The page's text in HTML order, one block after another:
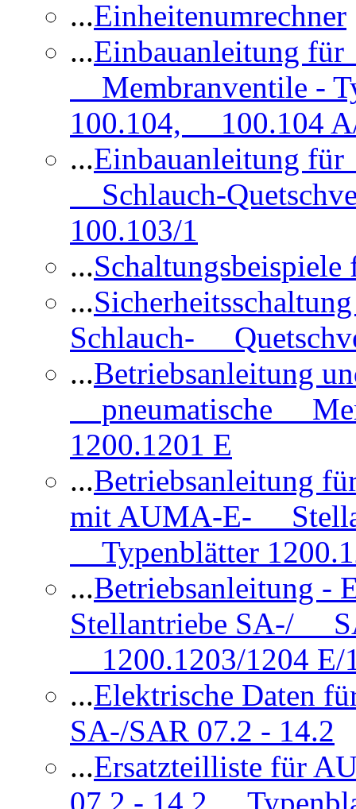
...Einheitenumrechner
...Einbauanleitung
Membranventile -
100.104, 100.104
...Einbauanleitung
Schlauch-
100.103/1
...
...
Schlauch-
...Betriebsanleitung
pneumatische
1200.1201 E
...Betriebsanleitung
mit AUMA-E-
Typenblätter
...Betriebsanleitung
Stellantriebe SA-/
1200.1203/1204 E/
...Elektrische Daten
SA-/SAR 07.2 - 14.2
...Ersatzteilliste für
07.2 - 14.2